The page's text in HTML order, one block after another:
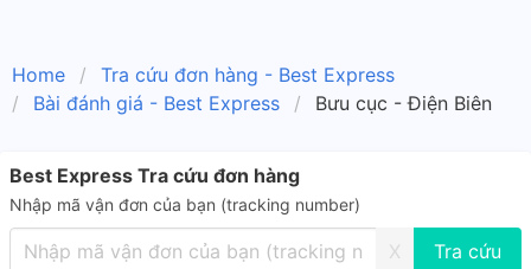
Home
Tra cứu đơn hàng - Best Express
Bài đánh giá - Best Express
Bưu cục - Điện Biên
Best Express Tra cứu đơn hàng
Nhập mã vận đơn của bạn (tracking number)
X